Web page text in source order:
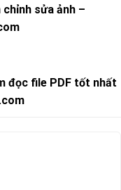
sửa ảnh –
đọc file PDF tốt nhất